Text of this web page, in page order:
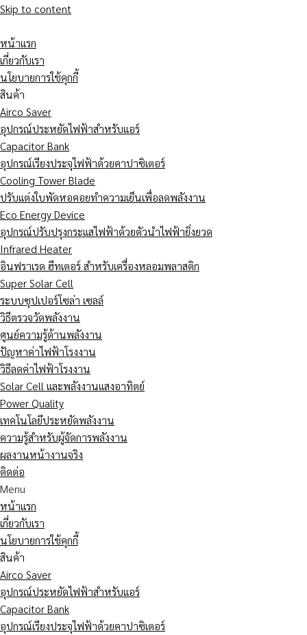
Skip to content
หน้าแรก
เกี่ยวกับเรา
นโยบายการใช้คุกกี้
สินค้า
Airco Saver
อุปกรณ์ประหยัดไฟฟ้าสำหรับแอร์
Capacitor Bank
อุปกรณ์เรียงประจุไฟฟ้าด้วยคาปาซิเตอร์
Cooling Tower Blade
ปรับแต่งใบพัดหอคอยทำความเย็นเพื่อลดพลังงาน
Eco Energy Device
อุปกรณ์ปรับปรุงกระแสไฟฟ้าด้วยตัวนำไฟฟ้ายิ่งยวด
Infrared Heater
อินฟราเรด ฮีทเตอร์ สำหรับเครื่องหลอมพลาสติก
Super Solar Cell
ระบบซุปเปอร์โซล่า เซลล์
วิธีตรวจวัดพลังงาน
ศูนย์ความรู้ด้านพลังงาน
ปัญหาค่าไฟฟ้าโรงงาน
วิธีลดค่าไฟฟ้าโรงงาน
Solar Cell และพลังงานแสงอาทิตย์
Power Quality
เทคโนโลยีประหยัดพลังงาน
ความรู้สำหรับผู้จัดการพลังงาน
ผลงานหน้างานจริง
ติดต่อ
Menu
หน้าแรก
เกี่ยวกับเรา
นโยบายการใช้คุกกี้
สินค้า
Airco Saver
อุปกรณ์ประหยัดไฟฟ้าสำหรับแอร์
Capacitor Bank
อุปกรณ์เรียงประจุไฟฟ้าด้วยคาปาซิเตอร์